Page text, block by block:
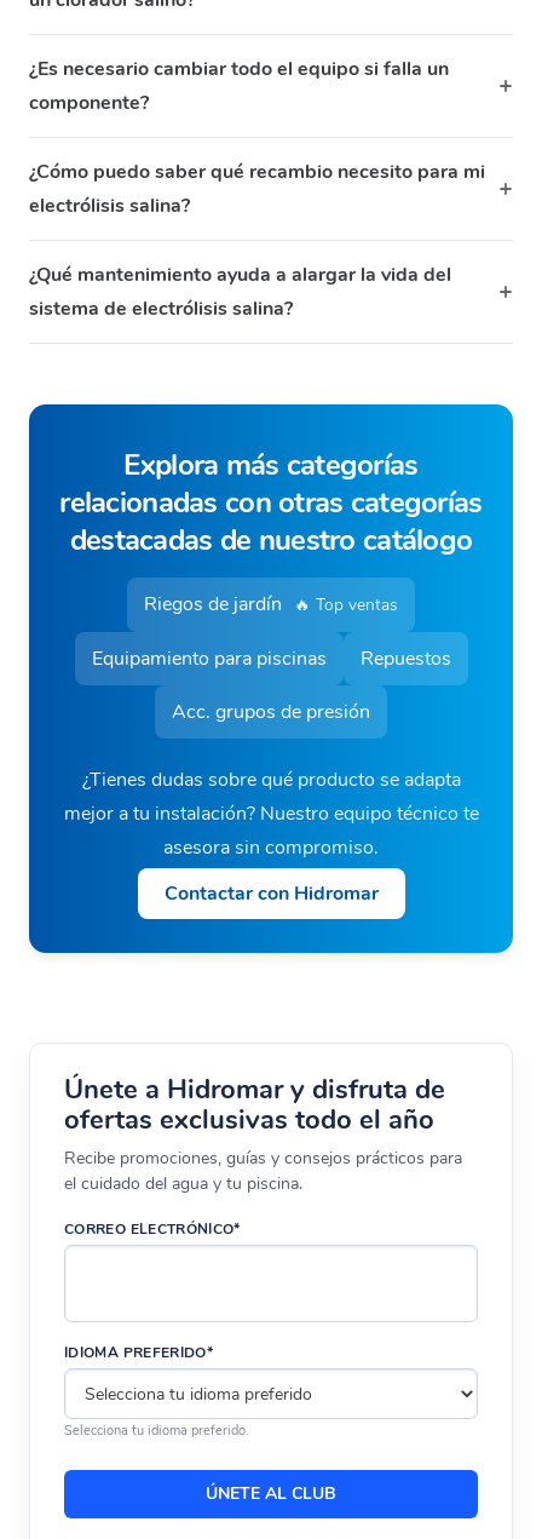
¿Es necesario cambiar todo el equipo si falla un
componente?
¿Cómo puedo saber qué recambio necesito para mi
electrólisis salina?
¿Qué mantenimiento ayuda a alargar la vida del
sistema de electrólisis salina?
Explora más categorías
relacionadas con otras categorías
destacadas de nuestro catálogo
Riegos de jardín 🔥 Top ventas
Equipamiento para piscinas
Repuestos
Acc. grupos de presión
¿Tienes dudas sobre qué producto se adapta
mejor a tu instalación? Nuestro equipo técnico te
asesora sin compromiso.
Contactar con Hidromar
Únete a Hidromar y disfruta de
ofertas exclusivas todo el año
Recibe promociones, guías y consejos prácticos para
el cuidado del agua y tu piscina.
CORREO ELECTRÓNICO*
IDIOMA PREFERIDO*
Selecciona tu idioma preferido.